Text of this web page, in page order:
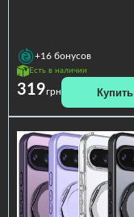
+16 бонусов
Есть в наличии
319грн Купить